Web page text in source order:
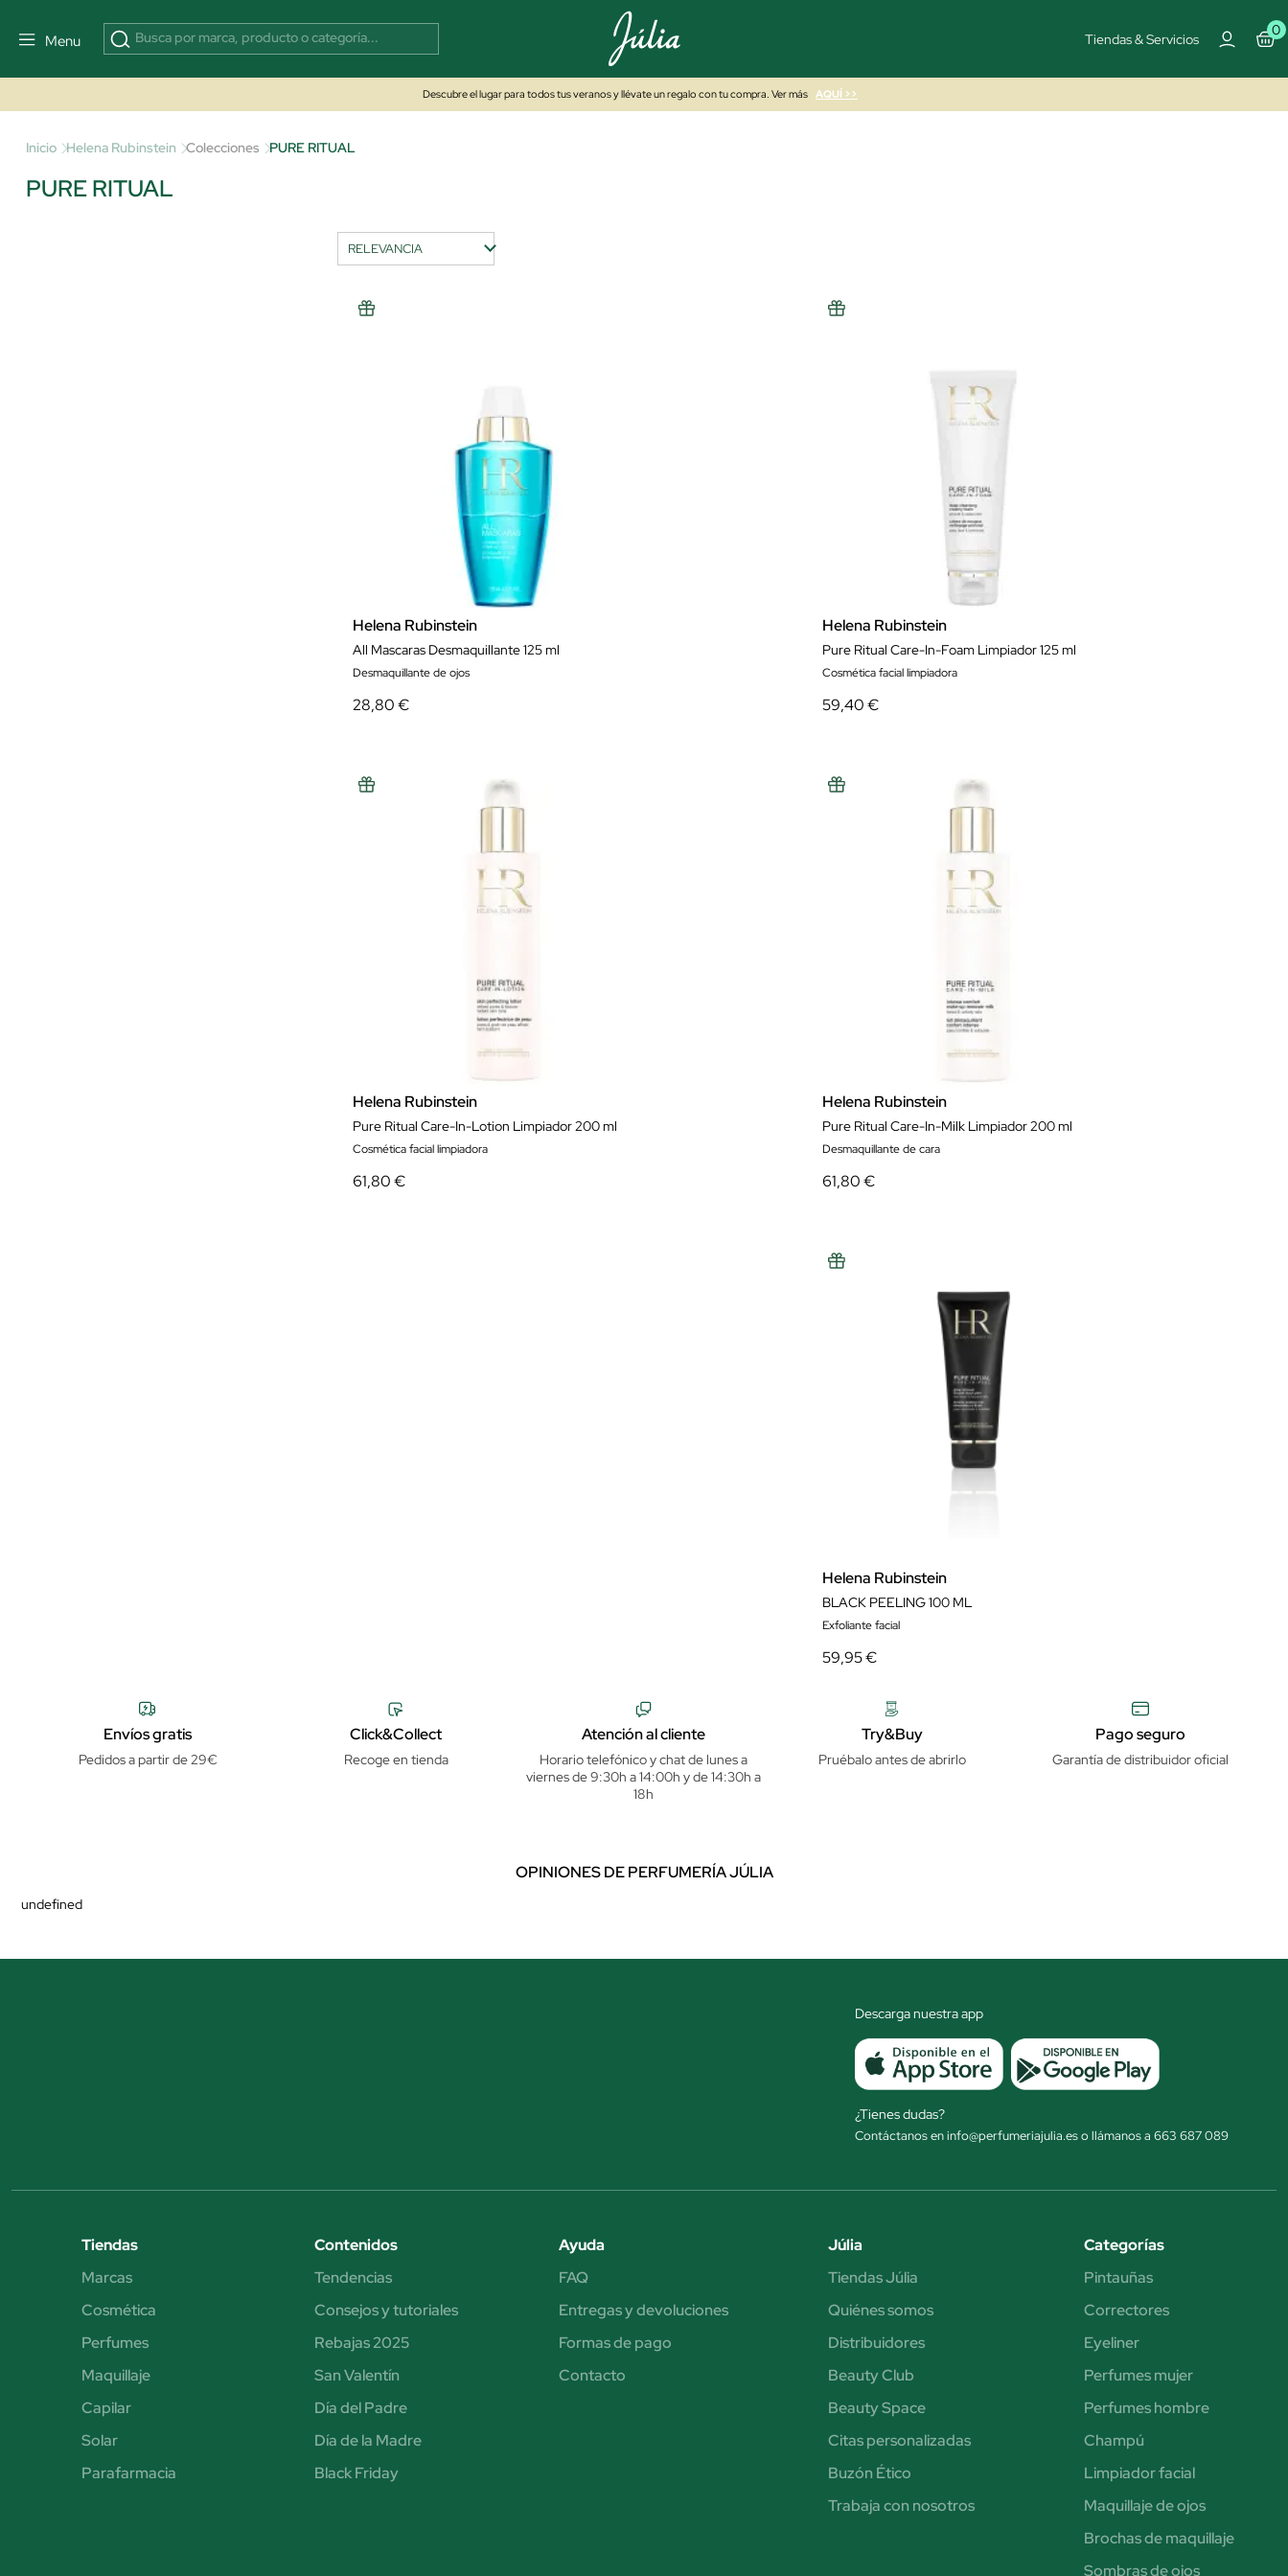
Menu Tiendas & Servicios
0
Descubre el lugar para todos tus veranos y llévate un regalo con tu compra. Ver más AQUÍ >>
Inicio Helena Rubinstein Colecciones PURE RITUAL
PURE RITUAL
Helena Rubinstein
All Mascaras Desmaquillante 125 ml
Desmaquillante de ojos
28,80 €
Helena Rubinstein
Pure Ritual Care-In-Foam Limpiador 125 ml
Cosmética facial limpiadora
59,40 €
Helena Rubinstein
Pure Ritual Care-In-Lotion Limpiador 200 ml
Cosmética facial limpiadora
61,80 €
Helena Rubinstein
Pure Ritual Care-In-Milk Limpiador 200 ml
Desmaquillante de cara
61,80 €
Helena Rubinstein
BLACK PEELING 100 ML
Exfoliante facial
59,95 €
Envíos gratis
Pedidos a partir de 29€
Click&Collect
Recoge en tienda
Atención al cliente
Horario telefónico y chat de lunes a
viernes de 9:30h a 14:00h y de 14:30h a
18h
Try&Buy
Pruébalo antes de abrirlo
Pago seguro
Garantía de distribuidor oficial
OPINIONES DE PERFUMERÍA JÚLIA
undefined
Descarga nuestra app
¿Tienes dudas?
Contáctanos en info@perfumeriajulia.es o llámanos a 663 687 089
Tiendas
Marcas
Cosmética
Perfumes
Maquillaje
Capilar
Solar
Parafarmacia
Contenidos
Tendencias
Consejos y tutoriales
Rebajas 2025
San Valentín
Día del Padre
Día de la Madre
Black Friday
Ayuda
FAQ
Entregas y devoluciones
Formas de pago
Contacto
Júlia
Tiendas Júlia
Quiénes somos
Distribuidores
Beauty Club
Beauty Space
Citas personalizadas
Buzón Ético
Trabaja con nosotros
Categorías
Pintauñas
Correctores
Eyeliner
Perfumes mujer
Perfumes hombre
Champú
Limpiador facial
Maquillaje de ojos
Brochas de maquillaje
Sombras de ojos